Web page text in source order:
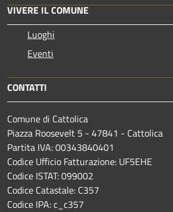
VIVERE IL COMUNE
Luoghi
Eventi
CONTATTI
Comune di Cattolica
Piazza Roosevelt 5 - 47841 - Cattolica
Partita IVA: 00343840401
Codice Ufficio Fatturazione: UF5EHE
Codice ISTAT: 099002
Codice Catastale: C357
Codice IPA: c_c357